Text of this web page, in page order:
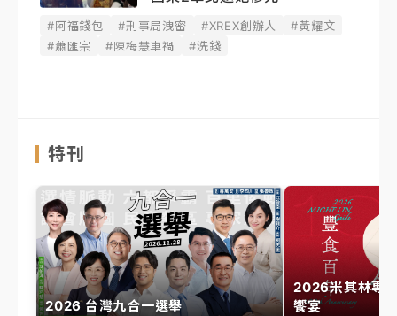
#阿福錢包 #刑事局洩密 #XREX創辦人
#黃耀文
#蕭匯宗
#陳梅慧車禍 #洗錢
特刊
2026 台灣九合一選舉
2026米其林專
饗宴